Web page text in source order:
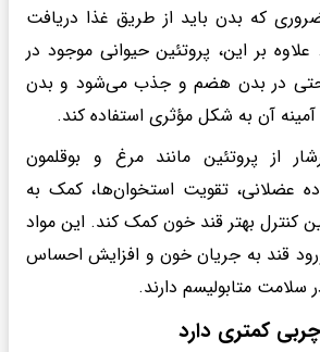
ضروری که بدن باید از طریق غذا دریافت
علاوه بر این، پروتئین حیوانی موجود در
در بدن هضم و جذب می‌شود و بدن
آن به شکل مؤثری استفاده کند.
از پروتئین مانند مرغ و بوقلمون
عضلانی، تقویت استخوان‌ها، کمک به
بهتر قند خون کمک کند. این مواد
قند به جریان خون و افزایش احساس
متابولیسم دارند.
کمتری دارد